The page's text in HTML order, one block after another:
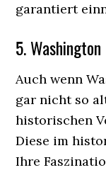
garantiert
5.
Auch wenn
gar nicht so
historischen
Diese im
Ihre